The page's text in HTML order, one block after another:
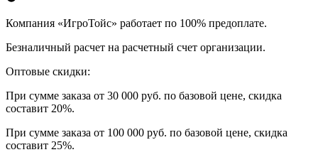
Компания «ИгроТойс» работает по 100% предоплате.
Безналичный расчет на расчетный счет организации.
Оптовые скидки:
При сумме заказа от 30 000 руб. по базовой цене, скидка
составит 20%.
При сумме заказа от 100 000 руб. по базовой цене, скидка
составит 25%.